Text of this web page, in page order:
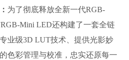
为了彻底释放全新一代RGB-
Mini LED还构建了一套全链
业级3D LUT技术、提供光影妙
色彩管理与校准，忠实还原每一